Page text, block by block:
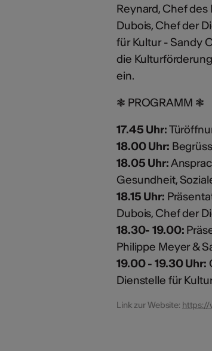
Reynard, Chef
Dubois, Chef der
für Kultur - Sandy
die
ein.
❃ PROGRAMM ❃
17.45 Uhr:
18.00 Uhr:
18.05 Uhr:
Gesundheit,
18.15 Uhr:
Dubois, Chef der
18.30- 19.00:
Philippe Meyer &
19.00 - 19.30 Uhr:
Dienstelle für
Link zur Website: